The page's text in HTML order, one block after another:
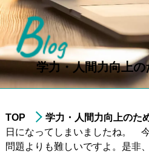
Blog
学力・人間力向上
ニュース
学力・人間力向上のためのブロ
生徒・保護者の声
お問合せ・お申込み
進学実績
TOP 学力・人間力向上のた
日になってしまいましたね。
問題よりも難しいですよ。是非